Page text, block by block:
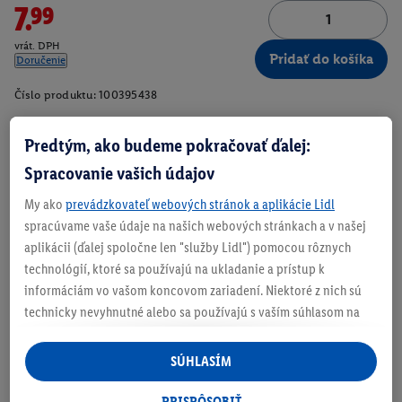
7.99
vrát. DPH
Doručenie
Pridať do košíka
Číslo produktu: 100395438
Zistite svoju veľkosť
O produkte
Široký strih so spustenými ramenami
Predtým, ako budeme pokračovať ďalej:
Spracovanie vašich údajov
My ako prevádzkovateľ webových stránok a aplikácie Lidl
spracúvame vaše údaje na našich webových stránkach a v našej
aplikácii (ďalej spoločne len "služby Lidl") pomocou rôznych
technológií, ktoré sa používajú na ukladanie a prístup k
informáciám vo vašom koncovom zariadení. Niektoré z nich sú
technicky nevyhnutné alebo sa používajú s vaším súhlasom na
personalizovanú reklamu v rámci služieb Lidl aj mimo nich. Ak
ste účastníkom programu Lidl Plus, na tieto účely sa spracúvajú
aj údaje z vášho nákupného správania v obchode.
SÚHLASÍM